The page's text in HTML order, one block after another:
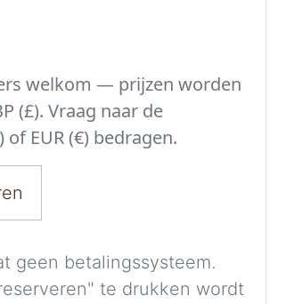
welkom — prijzen worden
(£). Vraag naar de
of EUR (€) bedragen.
geen betalingssysteem.
te drukken wordt